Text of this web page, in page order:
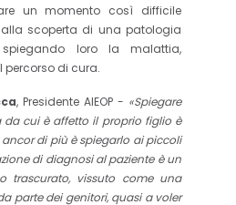
un momento così difficile
scoperta di una patologia
spiegando loro la malattia,
percorso di cura.
, Presidente AIEOP - «Spiegare
cui è affetto il proprio figlio è
di più è spiegarlo ai piccoli
di diagnosi al paziente è un
trascurato, vissuto come una
parte dei genitori, quasi a voler